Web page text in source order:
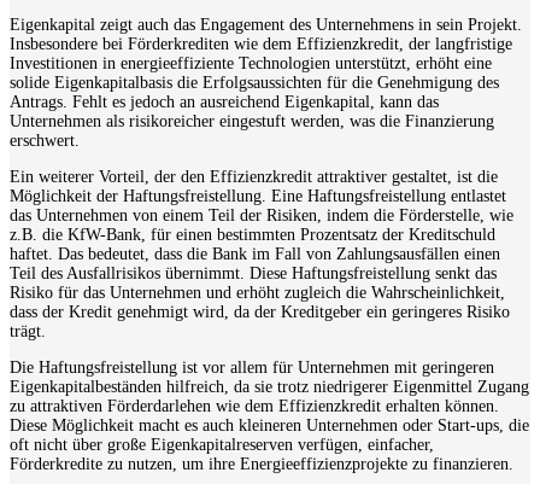
Eigenkapital zeigt auch das Engagement des Unternehmens in sein Projekt.
Insbesondere bei Förderkrediten wie dem Effizienzkredit, der langfristige
Investitionen in energieeffiziente Technologien unterstützt, erhöht eine
solide Eigenkapitalbasis die Erfolgsaussichten für die Genehmigung des
Antrags. Fehlt es jedoch an ausreichend Eigenkapital, kann das
Unternehmen als risikoreicher eingestuft werden, was die Finanzierung
erschwert.
Ein weiterer Vorteil, der den Effizienzkredit attraktiver gestaltet, ist die
Möglichkeit der Haftungsfreistellung. Eine Haftungsfreistellung entlastet
das Unternehmen von einem Teil der Risiken, indem die Förderstelle, wie
z.B. die KfW-Bank, für einen bestimmten Prozentsatz der Kreditschuld
haftet. Das bedeutet, dass die Bank im Fall von Zahlungsausfällen einen
Teil des Ausfallrisikos übernimmt. Diese Haftungsfreistellung senkt das
Risiko für das Unternehmen und erhöht zugleich die Wahrscheinlichkeit,
dass der Kredit genehmigt wird, da der Kreditgeber ein geringeres Risiko
trägt.
Die Haftungsfreistellung ist vor allem für Unternehmen mit geringeren
Eigenkapitalbeständen hilfreich, da sie trotz niedrigerer Eigenmittel Zugang
zu attraktiven Förderdarlehen wie dem Effizienzkredit erhalten können.
Diese Möglichkeit macht es auch kleineren Unternehmen oder Start-ups, die
oft nicht über große Eigenkapitalreserven verfügen, einfacher,
Förderkredite zu nutzen, um ihre Energieeffizienzprojekte zu finanzieren.